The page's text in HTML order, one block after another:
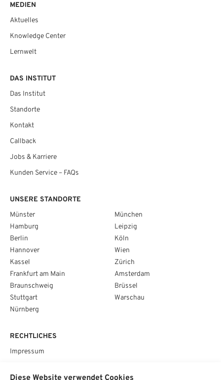
MEDIEN
Aktuelles
Knowledge Center
Lernwelt
DAS INSTITUT
Das Institut
Standorte
Kontakt
Callback
Jobs & Karriere
Kunden Service – FAQs
RECHTLICHES
Impressum
UNSERE STANDORTE
Münster
Hamburg
Berlin
Hannover
Kassel
Frankfurt am Main
Braunschweig
Stuttgart
Nürnberg
München
Leipzig
Köln
Wien
Zürich
Amsterdam
Brüssel
Warschau
Diese Website verwendet Cookies